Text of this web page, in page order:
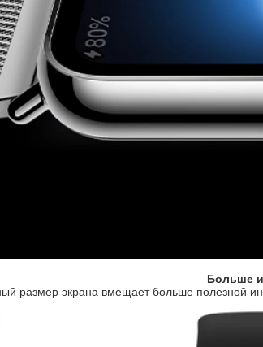
Больше
размер экрана вмещает больше полезной